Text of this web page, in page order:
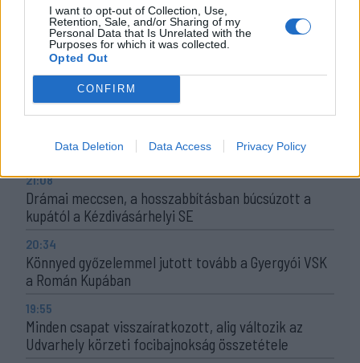
I want to opt-out of Collection, Use,
Retention, Sale, and/or Sharing of my
Personal Data that Is Unrelated with the
Purposes for which it was collected.
Opted Out
CONFIRM
Data Deletion Data Access Privacy Policy
Korábbi cikkek betöltése
24 ÓRA LEGOLVASOTTABB
23:30
visszavágót a Ferencváros
21:08
Drámai meccsen, a hosszabbításban búcsúzott a
kupától a Kézdivásárhelyi SE
20:34
Könnyed győzelemmel jutott tovább a Gyergyói VSK
a Román Kupában
19:55
Minden csapat visszaíratkozott, alig változik az
Udvarhely körzeti focibajnokság összetétele